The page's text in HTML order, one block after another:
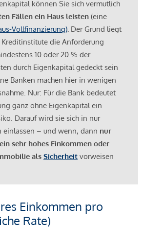
können Sie sich vermutlich
Fällen ein Haus leisten (eine
Vollfinanzierung). Der Grund liegt
die Anforderung
10 oder 20 % der
durch Eigenkapital gedeckt sein
Banken machen hier in wenigen
Nur: Für die Bank bedeutet
ganz ohne Eigenkapital ein
Darauf wird sie sich in nur
einlassen – und wenn, dann nur
sehr hohes Einkommen oder
als Sicherheit vorweisen
Einkommen pro
Rate)